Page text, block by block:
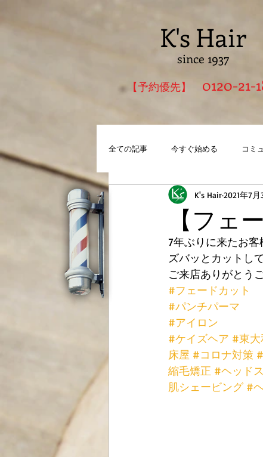
K's Hair
since 1937
​【予約優先】 0120-21-
全ての記事 今すぐ始める コミ
【フェ
K's Hair2021年7月
7年ぶりに来たお客
ズバッとカットし
ご来店ありがとう
#フェードカット
#パンチパーマ
#アイロン
#ケイズヘア #東大
床屋 #コロナ対策
縮毛矯正 #ヘッド
肌シェービング #